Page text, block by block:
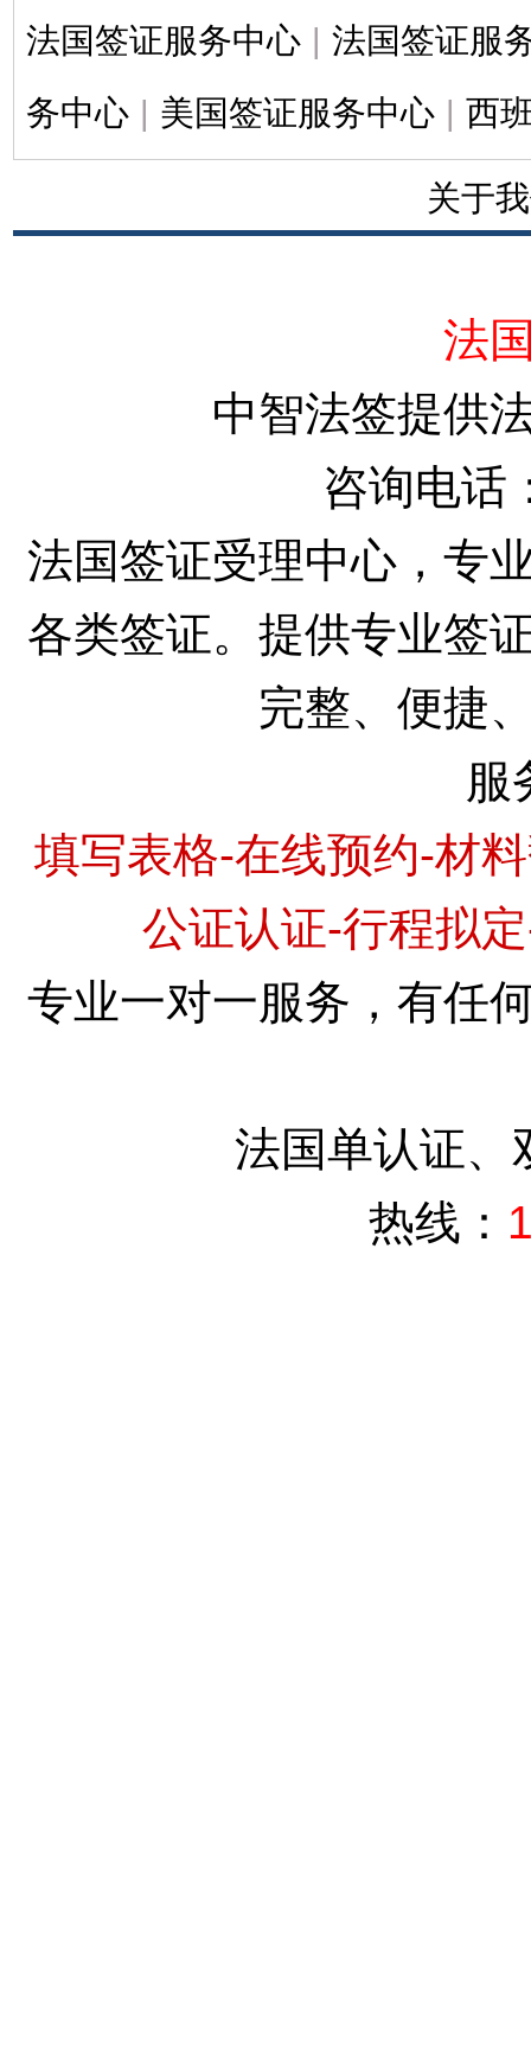
法国签证服务中心 | 法国签证服
务中心 | 美国签证服务中心 | 西
关于
法
中智法签提供
咨询电话
法国签证受理中心，专
各类签证。提供专业签
完整、便捷
服
填写表格-在线预约-材
公证认证-行程拟
专业一对一服务，有任
法国单认证、
热线：